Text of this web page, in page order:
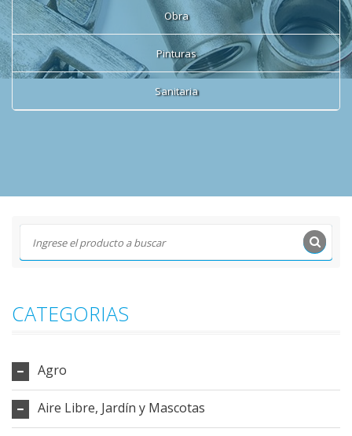
Obra
Pinturas
Sanitaria
CATEGORIAS
Agro
Aire Libre, Jardín y Mascotas